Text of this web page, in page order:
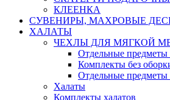
КЛЕЕНКА
СУВЕНИРЫ, МАХРОВЫЕ
ХАЛАТЫ
ЧЕХЛЫ ДЛЯ МЯГКОЙ
Отдельные предметы
Комплекты без
Отдельные предметы
Халаты
Комплекты халатов